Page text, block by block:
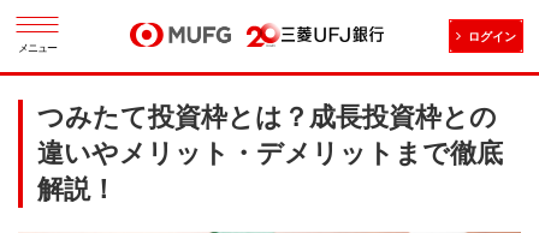
メニュー
ログイン
つみたて投資枠とは？成長投資枠との
違いやメリット・デメリットまで徹底
解説！